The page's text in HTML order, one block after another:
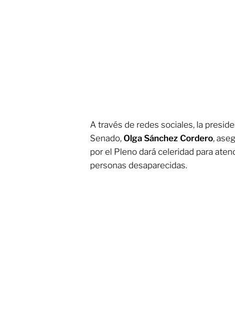
A través de redes sociales, la
Senado, Olga Sánchez Cordero,
por el Pleno dará celeridad para
personas desaparecidas.